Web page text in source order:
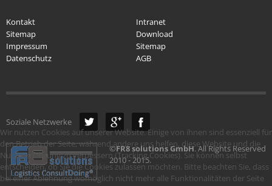
Kontakt
Intranet
Sitemap
Download
Impressum
Sitemap
Datenschutz
AGB
Soziale Netzwerke
©FR8 solutions GmbH. All Rights Reserved
2010 - 2015.
Wir nutzen Cookies auf unserer Website. Einige von ihnen sind essenziell für
den Betrieb der Seite, während andere uns helfen, diese Website und die
Nutzererfahrung zu verbessern (Tracking Cookies). Sie können selbst
entscheiden, ob Sie die Cookies zulassen möchten. Bitte beachten Sie, dass
bei einer Ablehnung womöglich nicht mehr alle Funktionalitäten der Seite